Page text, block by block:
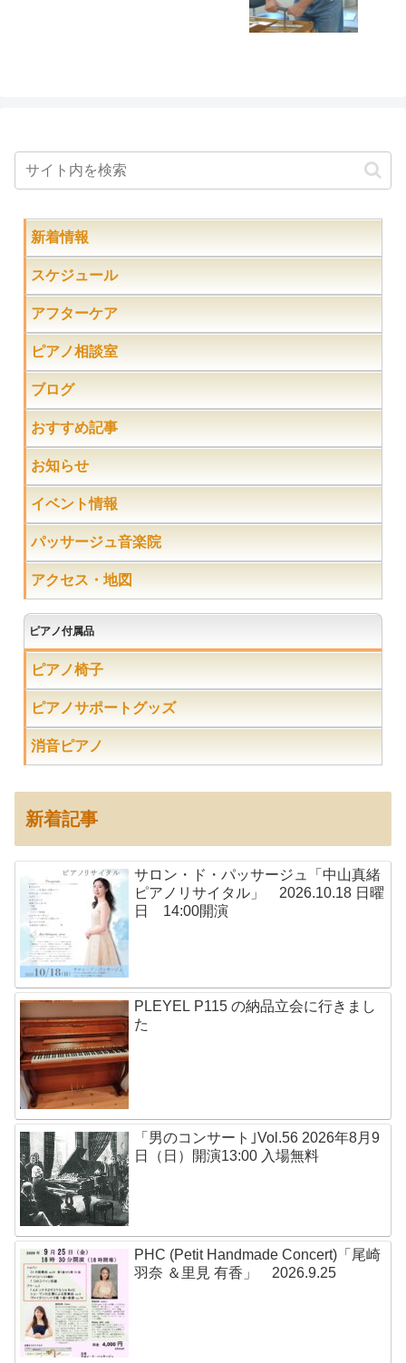
新着情報
スケジュール
アフターケア
ピアノ相談室
ブログ
おすすめ記事
お知らせ
イベント情報
パッサージュ音楽院
アクセス・地図
ピアノ付属品
ピアノ椅子
ピアノサポートグッズ
消音ピアノ
新着記事
サロン・ド・パッサージュ「中山真緒
ピアノリサイタル」 2026.10.18 日曜
日 14:00開演
PLEYEL P115 の納品立会に行きまし
た
「男のコンサート｣Vol.56 2026年8月9
日（日）開演13:00 入場無料
PHC (Petit Handmade Concert)「尾崎
羽奈 ＆里見 有香」 2026.9.25